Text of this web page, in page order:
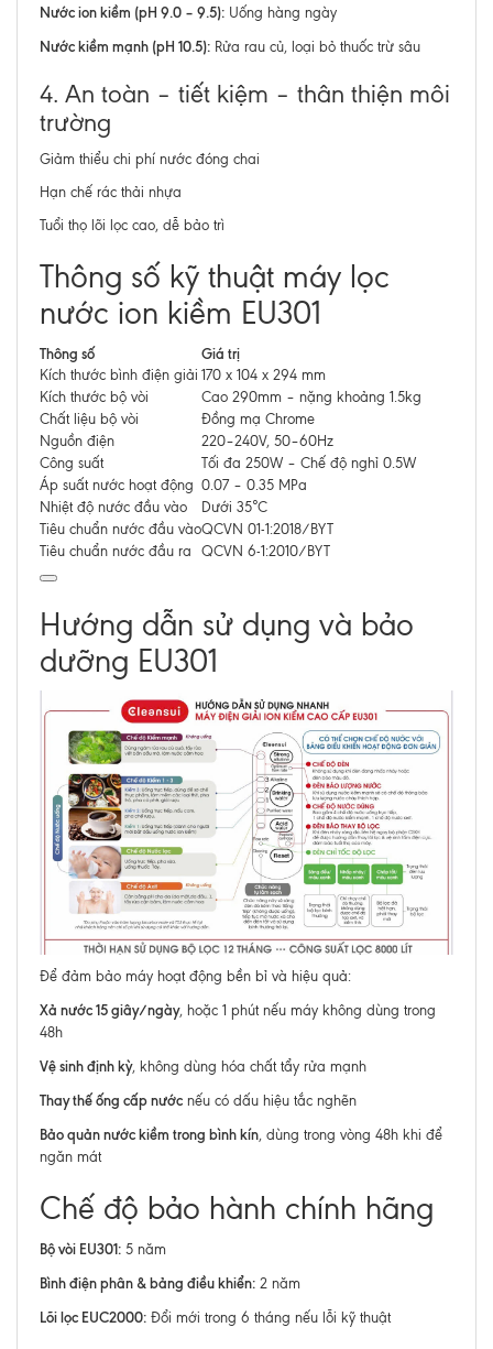
Nước ion kiềm (pH 9.0 – 9.5): Uống hàng ngày
Nước kiềm mạnh (pH 10.5): Rửa rau củ, loại bỏ thuốc trừ sâu
4. An toàn – tiết kiệm – thân thiện môi
trường
Giảm thiểu chi phí nước đóng chai
Hạn chế rác thải nhựa
Tuổi thọ lõi lọc cao, dễ bảo trì
Thông số kỹ thuật máy lọc
nước ion kiềm EU301
Thông số Giá trị
Kích thước bình điện giải 170 x 104 x 294 mm
Kích thước bộ vòi
Cao 290mm – nặng khoảng 1.5kg
Chất liệu bộ vòi
Đồng mạ Chrome
Nguồn điện
220–240V, 50–60Hz
Công suất
Tối đa 250W – Chế độ nghỉ 0.5W
Áp suất nước hoạt động 0.07 – 0.35 MPa
Nhiệt độ nước đầu vào
Dưới 35°C
Tiêu chuẩn nước đầu vàoQCVN 01-1:2018/BYT
Tiêu chuẩn nước đầu ra
QCVN 6-1:2010/BYT
Hướng dẫn sử dụng và bảo
dưỡng EU301
Để đảm bảo máy hoạt động bền bỉ và hiệu quả:
Xả nước 15 giây/ngày, hoặc 1 phút nếu máy không dùng trong
48h
Vệ sinh định kỳ, không dùng hóa chất tẩy rửa mạnh
Thay thế ống cấp nước nếu có dấu hiệu tắc nghẽn
Bảo quản nước kiềm trong bình kín, dùng trong vòng 48h khi để
ngăn mát
Chế độ bảo hành chính hãng
Bộ vòi EU301: 5 năm
Bình điện phân & bảng điều khiển: 2 năm
Lõi lọc EUC2000: Đổi mới trong 6 tháng nếu lỗi kỹ thuật